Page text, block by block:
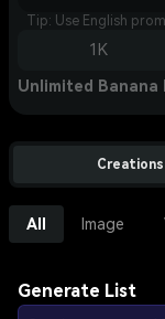
Tip: Use English
1K
Unlimited Banana
Creations
All Image
Generate List